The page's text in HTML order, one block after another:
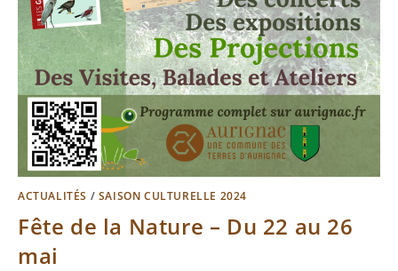
ACTUALITÉS / SAISON CULTURELLE 2024
Fête de la Nature – Du 22 au 26
mai